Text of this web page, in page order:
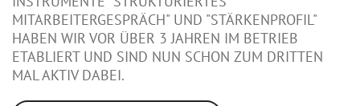
MITARBEITERGESPRÄCH" UND "STÄRKENPROFIL"
HABEN WIR VOR ÜBER 3 JAHREN IM BETRIEB
ETABLIERT UND SIND NUN SCHON ZUM DRITTEN
MAL AKTIV DABEI.